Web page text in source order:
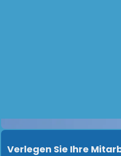
Verlegen Sie Ihre